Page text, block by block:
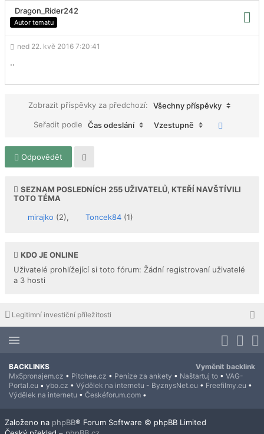
Dragon_Rider242
Autor tematu
ned 22. kvě 2016 7:20:41
..
Zobrazit příspěvky za předchozí:
Všechny příspěvky
Seřadit podle
Čas odeslání Vzestupně
Odpovědět
SEZNAM POSLEDNÍCH 255UŽIVATELŮ, KTEŘÍ NAVŠTÍVILI
TOTO TÉMA
mirajko (2), Toncek84 (1)
KDO JE ONLINE
Uživatelé prohlížející si toto fórum: Žádní registrovaní uživatelé
a 3 hosti
Legitimní investiční příležitosti
BACKLINKS
Vyměnit backlink
Mx5pronajem.cz • Pitchee.cz • Peníze za ankety • Naštartuj to • VAG-
Portal.eu • ybo.cz • Výdělek na internetu - ByznysNet.eu • Freefilmy.eu •
Výdělek na internetu • Českéforum.com •
Založeno na phpBB® Forum Software © phpBB Limited